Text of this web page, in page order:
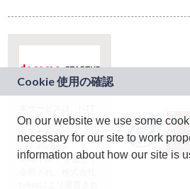
ドコモグループの新
規事業創出プログラ
ム「docomo
STARTUP」を通じて
On our website we use some
necessary for our site to work
information about how our site is